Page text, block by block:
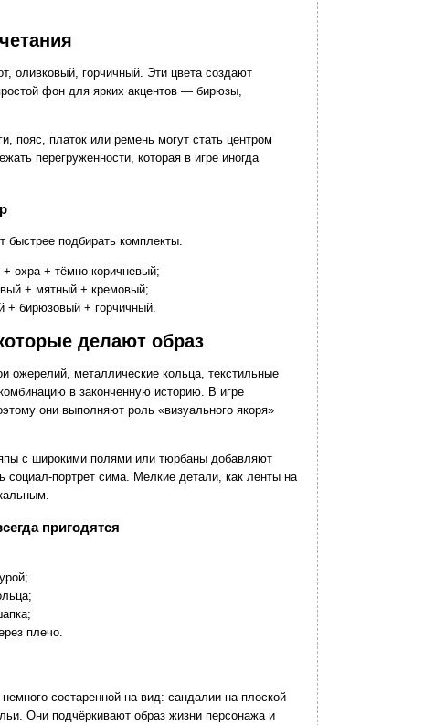
оливковый, горчичный. Эти цвета создают
фон для ярких акцентов — бирюзы,
пояс, платок или ремень могут стать центром
перегруженности, которая в игре иногда
подбирать комплекты.
охра + тёмно‑коричневый;
+ мятный + кремовый;
+ бирюзовый + горчичный.
делают образ
металлические кольца, текстильные
в законченную историю. В игре
они выполняют роль «визуального якоря»
с широкими полями или тюрбаны добавляют
социал‑портрет симa. Мелкие детали, как ленты на
пригодятся
плечо.
состаренной на вид: сандалии на плоской
Они подчёркивают образ жизни персонажа и